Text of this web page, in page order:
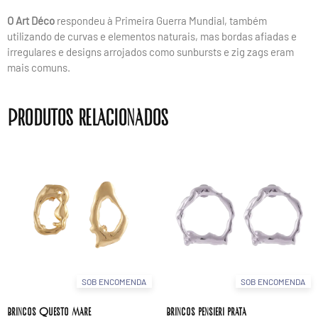
O Art Déco respondeu à Primeira Guerra Mundial, também
utilizando de curvas e elementos naturais, mas bordas afiadas e
irregulares e designs arrojados como sunbursts e zig zags eram
mais comuns.
Produtos relacionados
SOB ENCOMENDA
Brincos Questo Mare
SOB ENCOMENDA
Brincos pensieri prata